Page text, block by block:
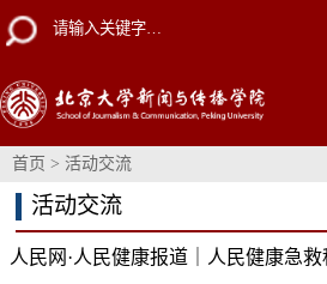
首页 > 活动交流
活动交流
人民网·人民健康报道｜人民健康急